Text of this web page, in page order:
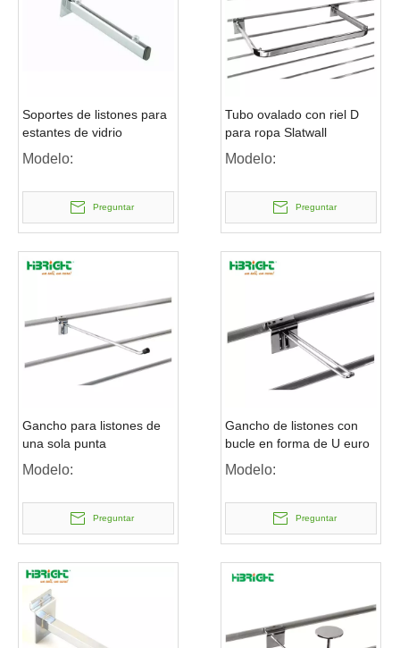
Soportes de listones para
estantes de vidrio
Modelo:
Preguntar
Tubo ovalado con riel D
para ropa Slatwall
Modelo:
Preguntar
Gancho para listones de
una sola punta
Modelo:
Preguntar
Gancho de listones con
bucle en forma de U euro
Modelo:
Preguntar